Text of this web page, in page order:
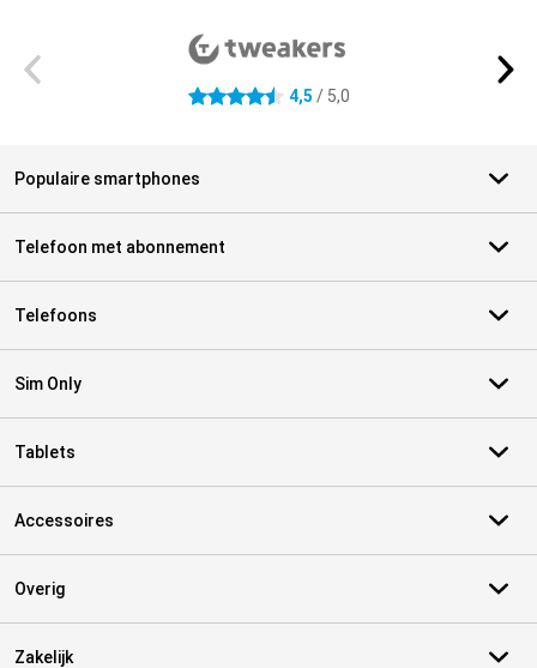
4.5 sterren 4,5 / 5,0
Populaire smartphones
Telefoon met abonnement
Telefoons
Sim Only
Tablets
Accessoires
Overig
Zakelijk